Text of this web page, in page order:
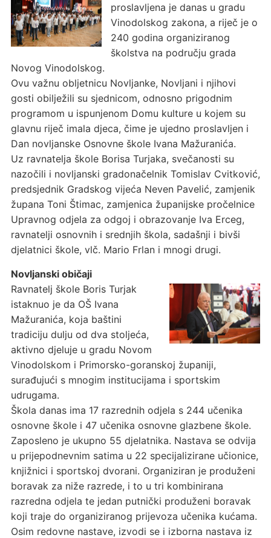
proslavljena je danas u gradu
Vinodolskog zakona, a riječ je o
240 godina organiziranog
školstva na području grada
Novog Vinodolskog.
Ovu važnu obljetnicu Novljanke, Novljani i njihovi
gosti obilježili su sjednicom, odnosno prigodnim
programom u ispunjenom Domu kulture u kojem su
glavnu riječ imala djeca, čime je ujedno proslavljen i
Dan novljanske Osnovne škole Ivana Mažuranića.
Uz ravnatelja škole Borisa Turjaka, svečanosti su
nazočili i novljanski gradonačelnik Tomislav Cvitković,
predsjednik Gradskog vijeća Neven Pavelić, zamjenik
župana Toni Štimac, zamjenica županijske pročelnice
Upravnog odjela za odgoj i obrazovanje Iva Erceg,
ravnatelji osnovnih i srednjih škola, sadašnji i bivši
djelatnici škole, vlč. Mario Frlan i mnogi drugi.
Novljanski običaji
Ravnatelj škole Boris Turjak
istaknuo je da OŠ Ivana
Mažuranića, koja baštini
tradiciju dulju od dva stoljeća,
aktivno djeluje u gradu Novom
Vinodolskom i Primorsko-goranskoj županiji,
surađujući s mnogim institucijama i sportskim
udrugama.
Škola danas ima 17 razrednih odjela s 244 učenika
osnovne škole i 47 učenika osnovne glazbene škole.
Zaposleno je ukupno 55 djelatnika. Nastava se odvija
u prijepodnevnim satima u 22 specijalizirane učionice,
knjižnici i sportskoj dvorani. Organiziran je produženi
boravak za niže razrede, i to u tri kombinirana
razredna odjela te jedan putnički produženi boravak
koji traje do organiziranog prijevoza učenika kućama.
Osim redovne nastave, izvodi se i izborna nastava iz